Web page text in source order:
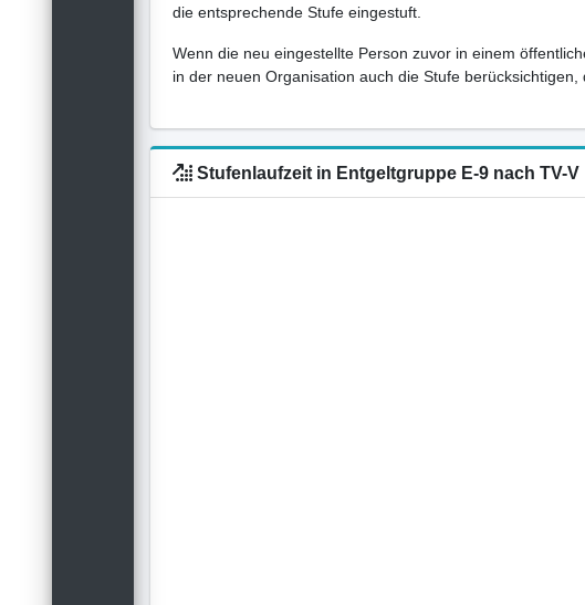
die entsprechende Stufe eingestuft.
Wenn die neu eingestellte Person zuvor in einem
in der neuen Organisation auch die Stufe
Stufenlaufzeit in Entgeltgruppe E-9 nach TV-V